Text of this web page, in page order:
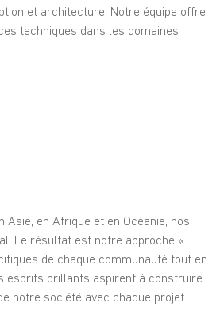
Imprimir
Partilha com um
et architecture. Notre équipe offre
techniques dans les domaines
Asie, en Afrique et en Océanie, nos
Le résultat est notre approche «
de chaque communauté tout en
esprits brillants aspirent à construire
notre société avec chaque projet